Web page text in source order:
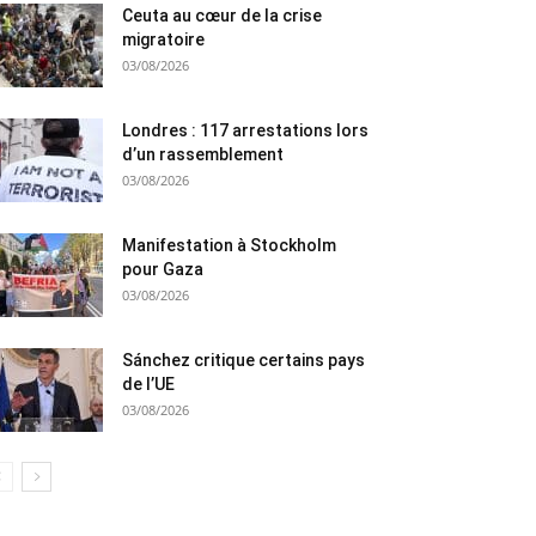
Ceuta au cœur de la crise
migratoire
03/08/2026
Londres : 117 arrestations lors
d’un rassemblement
03/08/2026
Manifestation à Stockholm
pour Gaza
03/08/2026
Sánchez critique certains pays
de l’UE
03/08/2026